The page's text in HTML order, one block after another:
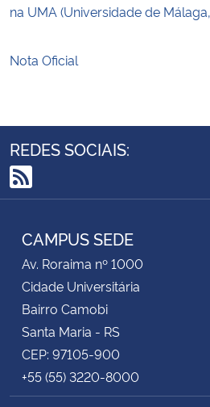
na UMA (Universidade de
Nota Oficial
REDES SOCIAIS:
RSS
CAMPUS SEDE
Av. Roraima nº 1000
Cidade Universitária
Bairro Camobi
Santa Maria - RS
CEP: 97105-900
+55 (55) 3220-8000